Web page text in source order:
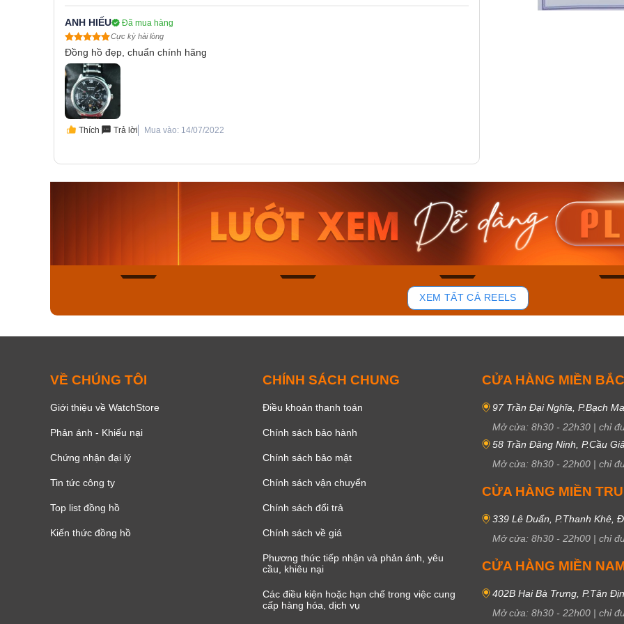
ANH HIẾU Đã mua hàng
Cực kỳ hài lòng
Đồng hồ đẹp, chuẩn chính hãng
Thích Trả lời Mua vào: 14/07/2022
Casio Nam MTS-
115D-1AVDF
2.823.000₫
2.399.550₫
Mua ngay
37
Casio Nam MTS-
RS100L-1AVDF
4.276.000₫
3.634.600₫
Casio
230EL-
Mua
XEM TẤT CẢ REELS
VỀ CHÚNG TÔI
Giới thiệu về WatchStore
Phản ánh - Khiếu nại
Chứng nhận đại lý
Tin tức công ty
Top list đồng hồ
Kiến thức đồng hồ
CHÍNH SÁCH CHUNG
Điều khoản thanh toán
Chính sách bảo hành
Chính sách bảo mật
Chính sách vận chuyển
Chính sách đổi trả
Chính sách về giá
Phương thức tiếp nhận và phản ánh, yêu
cầu, khiêu nại
Các điều kiện hoặc hạn chế trong việc cung
cấp hàng hóa, dịch vụ
CỬA HÀNG MIỀN BẮC
97 Trần Đại Nghĩa, P.Bạch
Mở cửa: 8h30 - 22h30 | chỉ
58 Trần Đăng Ninh, P.Cầu
Mở cửa: 8h30 - 22h00 | chỉ
CỬA HÀNG MIỀN
339 Lê Duẩn, P.Thanh Khê,
Mở cửa: 8h30 - 22h00 | chỉ
CỬA HÀNG MIỀN
402B Hai Bà Trưng, P.Tân
Mở cửa: 8h30 - 22h00 | chỉ